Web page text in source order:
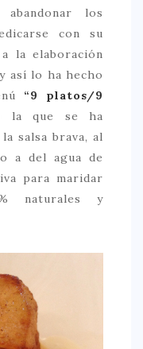
los
con su
la elaboración
así lo ha hecho
“9 platos/9
la que se ha
salsa brava, al
a del agua de
para maridar
naturales y